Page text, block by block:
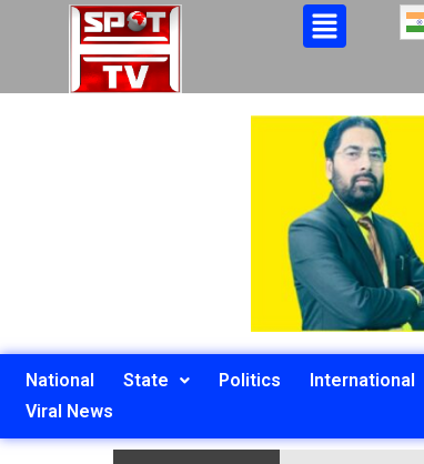
National State Politics International
Viral News